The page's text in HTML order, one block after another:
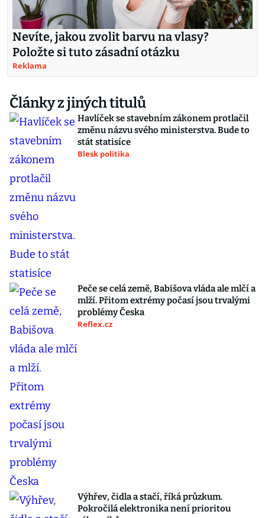
Nevíte, jakou zvolit barvu na vlasy?
Položte si tuto zásadní otázku
Reklama
Články z jiných titulů
Havlíček se stavebním zákonem protlačil
změnu názvu svého ministerstva. Bude to
stát statisíce
Blesk politika
Peče se celá země, Babišova vláda ale mlčí a
mlží. Přitom extrémy počasí jsou trvalými
problémy Česka
Reflex.cz
Výhřev, čidla a stačí, říká průzkum.
Pokročilá elektronika není prioritou